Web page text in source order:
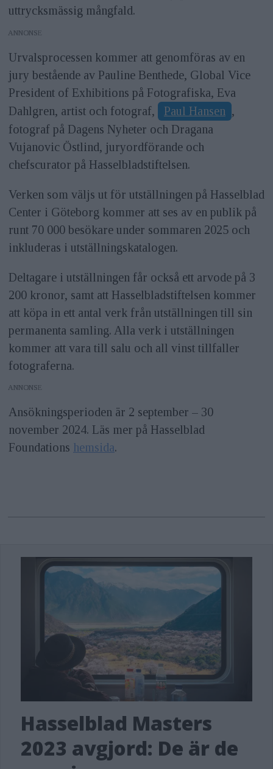
uttrycksmässig mångfald.
ANNONS
Urvalsprocessen kommer att genomföras av en
jury bestående av Pauline Benthede, Global Vice
President of Exhibitions på Fotografiska, Eva
Dahlgren, artist och fotograf,
Paul Hansen ,
fotograf på Dagens Nyheter och Dragana
Vujanovic Östlind, juryordförande och
chefscurator på Hasselbladstiftelsen.
Verken som väljs ut för utställningen på Hasselblad
Center i Göteborg kommer att ses av en publik på
runt 70 000 besökare under sommaren 2025 och
inkluderas i utställningskatalogen.
Deltagare i utställningen får också ett arvode på 3
200 kronor, samt att Hasselbladstiftelsen kommer
att köpa in ett antal verk från utställningen till sin
permanenta samling. Alla verk i utställningen
kommer att vara till salu och all vinst tillfaller
fotograferna.
ANNONS
Ansökningsperioden är 2 september – 30
november 2024. Läs mer på Hasselblad
Foundations hemsida.
Hasselblad Masters
2023 avgjord: De är de